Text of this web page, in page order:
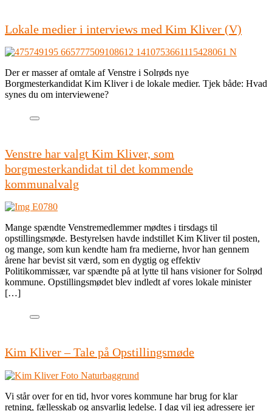
Lokale medier i interviews med Kim Kliver (V)
Der er masser af omtale af Venstre i Solrøds nye
Borgmesterkandidat Kim Kliver i de lokale medier. Tjek både: Hvad
synes du om interviewene?
Venstre har valgt Kim Kliver, som
borgmesterkandidat til det kommende
kommunalvalg
Mange spændte Venstremedlemmer mødtes i tirsdags til
opstillingsmøde. Bestyrelsen havde indstillet Kim Kliver til posten,
og mange, som kun kendte ham fra medierne, hvor han gennem
årene har bevist sit værd, som en dygtig og effektiv
Politikommissær, var spændte på at lytte til hans visioner for Solrød
kommune. Opstillingsmødet blev indledt af vores lokale minister
[…]
Kim Kliver – Tale på Opstillingsmøde
Vi står over for en tid, hvor vores kommune har brug for klar
retning, fællesskab og ansvarlig ledelse. I dag vil jeg adressere jer